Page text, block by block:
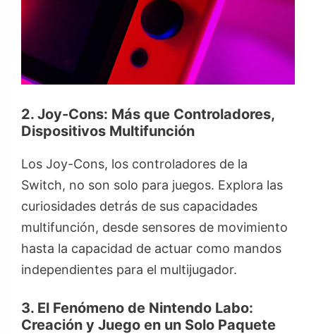
2. Joy-Cons: Más que Controladores,
Dispositivos Multifunción
Los Joy-Cons, los controladores de la
Switch, no son solo para juegos. Explora las
curiosidades detrás de sus capacidades
multifunción, desde sensores de movimiento
hasta la capacidad de actuar como mandos
independientes para el multijugador.
3. El Fenómeno de Nintendo Labo:
Creación y Juego en un Solo Paquete